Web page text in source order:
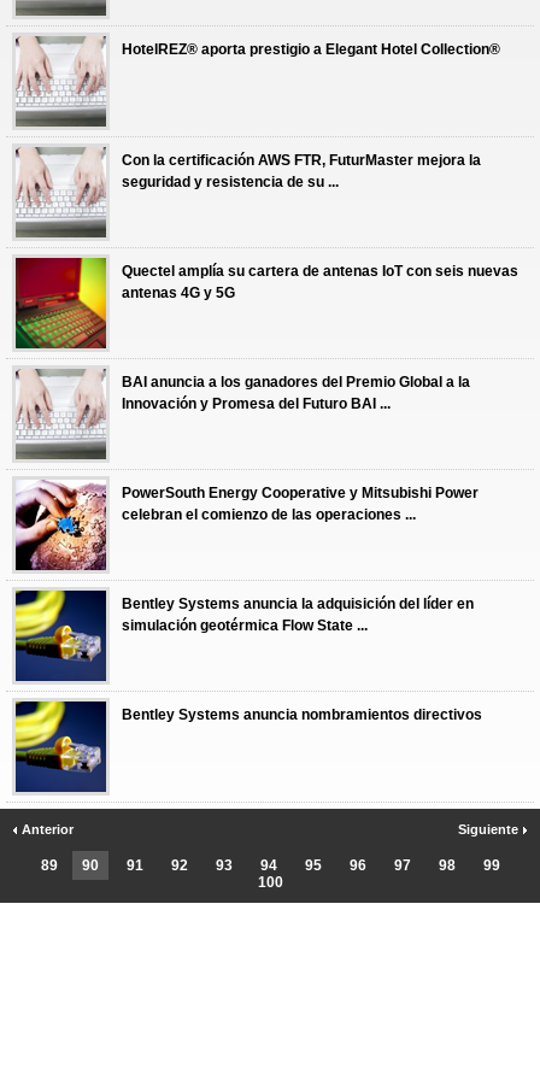
HotelREZ® aporta prestigio a Elegant Hotel Collection®
Con la certificación AWS FTR, FuturMaster mejora la
seguridad y resistencia de su ...
Quectel amplía su cartera de antenas IoT con seis nuevas
antenas 4G y 5G
BAI anuncia a los ganadores del Premio Global a la
Innovación y Promesa del Futuro BAI ...
PowerSouth Energy Cooperative y Mitsubishi Power
celebran el comienzo de las operaciones ...
Bentley Systems anuncia la adquisición del líder en
simulación geotérmica Flow State ...
Bentley Systems anuncia nombramientos directivos
Anterior
89 90 91 92 93 94 95 96 97 98
99
100
Siguiente